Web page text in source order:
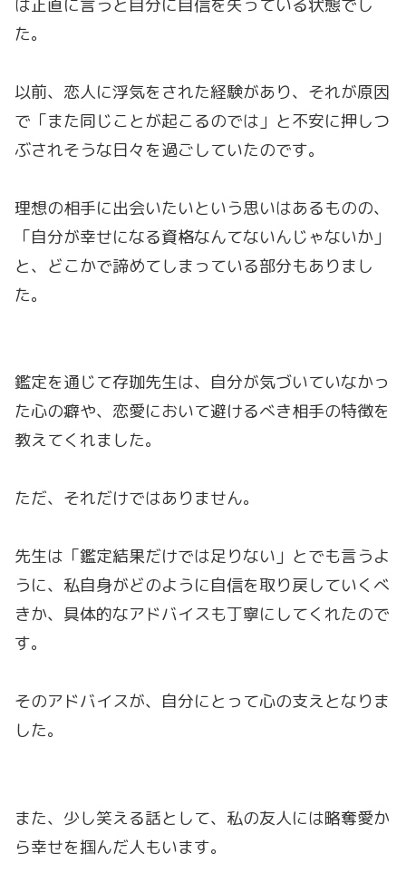
は正直に言うと自分に自信を失っている状態でし
た。
以前、恋人に浮気をされた経験があり、それが原因
で「また同じことが起こるのでは」と不安に押しつ
ぶされそうな日々を過ごしていたのです。
理想の相手に出会いたいという思いはあるものの、
「自分が幸せになる資格なんてないんじゃないか」
と、どこかで諦めてしまっている部分もありまし
た。
鑑定を通じて存珈先生は、自分が気づいていなかっ
た心の癖や、恋愛において避けるべき相手の特徴を
教えてくれました。
ただ、それだけではありません。
先生は「鑑定結果だけでは足りない」とでも言うよ
うに、私自身がどのように自信を取り戻していくべ
きか、具体的なアドバイスも丁寧にしてくれたので
す。
そのアドバイスが、自分にとって心の支えとなりま
した。
また、少し笑える話として、私の友人には略奪愛か
ら幸せを掴んだ人もいます。